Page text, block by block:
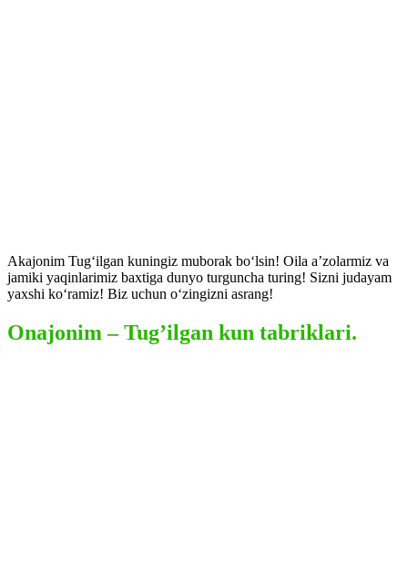
Akajonim Tugʻilgan kuningiz muborak boʻlsin! Oila aʼzolarmiz va
jamiki yaqinlarimiz baxtiga dunyo turguncha turing! Sizni judayam
yaxshi koʻramiz! Biz uchun oʻzingizni asrang!
Onajonim – Tug’ilgan kun tabriklari.